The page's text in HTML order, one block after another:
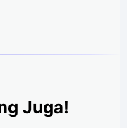
Juga!